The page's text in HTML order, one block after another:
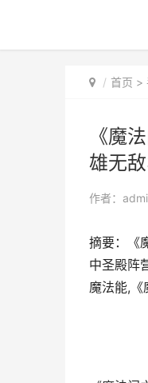
首页 >
《魔
雄无
作者：
摘要：《
中圣殿阵
魔法能,《